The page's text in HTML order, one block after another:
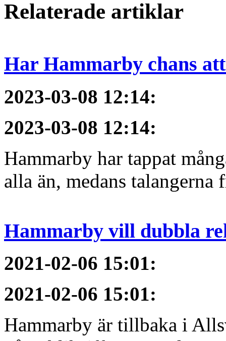
Relaterade artiklar
Har Hammarby chans
2023-03-08 12:14:
2023-03-08 12:14:
Hammarby har tappat
alla än, medans talangerna
Hammarby vill dubbla
2021-02-06 15:01:
2021-02-06 15:01:
Hammarby är tillbaka i